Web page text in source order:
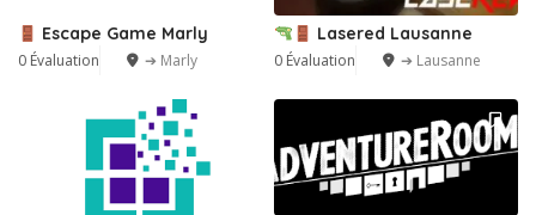
Escape Game Marly
0 Évaluation ➔ Marly
Lasered Lausanne
0 Évaluation ➔ Lausanne